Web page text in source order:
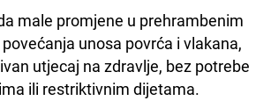
male promjene u prehrambenim
unosa povrća i vlakana,
utjecaj na zdravlje, bez potrebe
ili restriktivnim dijetama.